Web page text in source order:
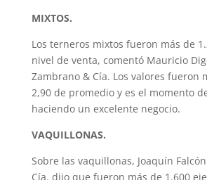
MIXTOS.
Los terneros mixtos fueron más de
nivel de venta, comentó Mauricio
Zambrano & Cía. Los valores fueron
2,90 de promedio y es el momento
haciendo un excelente negocio.
VAQUILLONAS.
Sobre las vaquillonas, Joaquín
Cía. dijo que fueron más de 1.600